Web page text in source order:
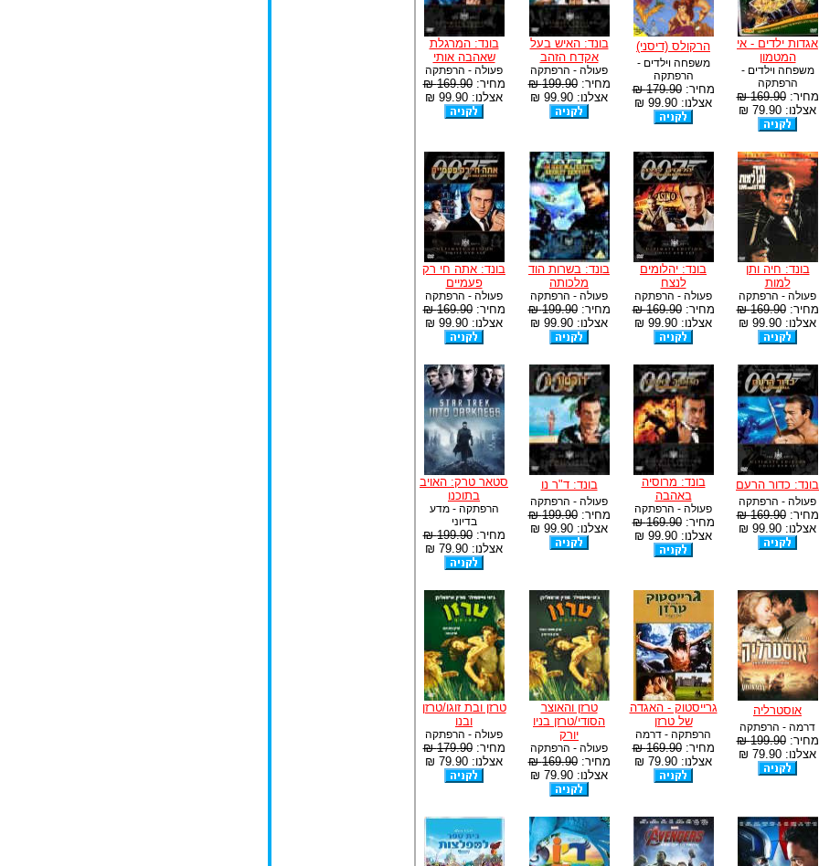
אגדות ילדים - אי
המטמון
משפחה וילדים -
הרפתקה
מחיר:169.90 ₪
אצלנו: 79.90 ₪
הרקולס (דיסני)
משפחה וילדים -
הרפתקה
מחיר:179.90 ₪
אצלנו: 99.90 ₪
בונד: האיש בעל
אקדח הזהב
פעולה - הרפתקה
מחיר:199.90 ₪
אצלנו: 99.90 ₪
בונד: המרגלת
שאהבה אותי
פעולה - הרפתקה
מחיר:169.90 ₪
אצלנו: 99.90 ₪
בונד: חיה ותן
למות
פעולה - הרפתקה
מחיר:169.90 ₪
אצלנו: 99.90 ₪
בונד: יהלומים
לנצח
פעולה - הרפתקה
מחיר:169.90 ₪
אצלנו: 99.90 ₪
בונד: בשרות הוד
מלכותה
פעולה - הרפתקה
מחיר:199.90 ₪
אצלנו: 99.90 ₪
בונד: אתה חי רק
פעמיים
פעולה - הרפתקה
מחיר:169.90 ₪
אצלנו: 99.90 ₪
בונד: כדור הרעם
פעולה - הרפתקה
מחיר:169.90 ₪
אצלנו: 99.90 ₪
בונד: מרוסיה
באהבה
פעולה - הרפתקה
מחיר:169.90 ₪
אצלנו: 99.90 ₪
בונד: ד"ר נו
פעולה - הרפתקה
מחיר:199.90 ₪
אצלנו: 99.90 ₪
סטאר טרק: האויב
בתוכנו
הרפתקה - מדע
בדיוני
מחיר:199.90 ₪
אצלנו: 79.90 ₪
אוסטרליה
דרמה - הרפתקה
מחיר:199.90 ₪
אצלנו: 79.90 ₪
גרייסטוק - האגדה
של טרזן
הרפתקה - דרמה
מחיר:169.90 ₪
אצלנו: 79.90 ₪
טרזן והאוצר
הסודי/טרזן בניו
יורק
פעולה - הרפתקה
מחיר:169.90 ₪
אצלנו: 79.90 ₪
טרזן ובת זוגו/טרזן
ובנו
פעולה - הרפתקה
מחיר:179.90 ₪
אצלנו: 79.90 ₪